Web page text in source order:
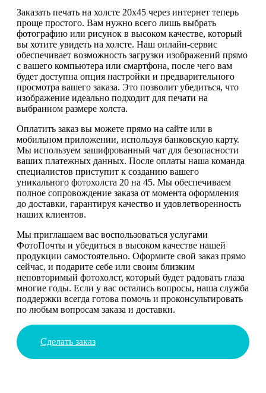
Заказать печать на холсте 20х45 через интернет теперь
проще простого. Вам нужно всего лишь выбрать
фотографию или рисунок в высоком качестве, который
вы хотите увидеть на холсте. Наш онлайн-сервис
обеспечивает возможность загрузки изображений прямо
с вашего компьютера или смартфона, после чего вам
будет доступна опция настройки и предварительного
просмотра вашего заказа. Это позволит убедиться, что
изображение идеально подходит для печати на
выбранном размере холста.
Оплатить заказ вы можете прямо на сайте или в
мобильном приложении, используя банковскую карту.
Мы используем зашифрованный чат для безопасности
ваших платежных данных. После оплаты наша команда
специалистов приступит к созданию вашего
уникального фотохолста 20 на 45. Мы обеспечиваем
полное сопровождение заказа от момента оформления
до доставки, гарантируя качество и удовлетворенность
наших клиентов.
Мы приглашаем вас воспользоваться услугами
ФотоПочты и убедиться в высоком качестве нашей
продукции самостоятельно. Оформите свой заказ прямо
сейчас, и подарите себе или своим близким
неповторимый фотохолст, который будет радовать глаза
многие годы. Если у вас остались вопросы, наша служба
поддержки всегда готова помочь и проконсультировать
по любым вопросам заказа и доставки.
Сделать заказ